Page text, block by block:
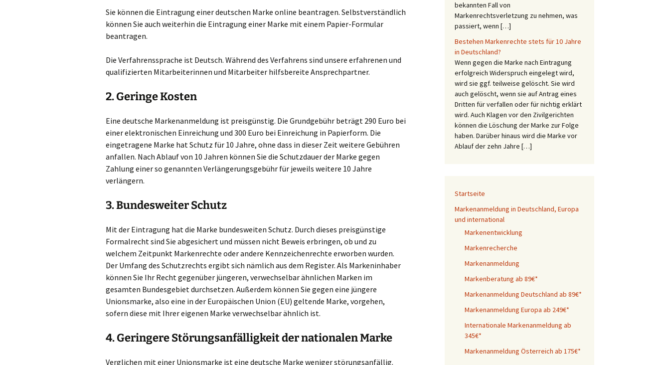
Sie können die Eintragung einer deutschen Marke online beantragen. Selbstverständlich
können Sie auch weiterhin die Eintragung einer Marke mit einem Papier-Formular
beantragen.
Die Verfahrenssprache ist Deutsch. Während des Verfahrens sind unsere erfahrenen und
qualifizierten Mitarbeiterinnen und Mitarbeiter hilfsbereite Ansprechpartner.
2. Geringe Kosten
Eine deutsche Markenanmeldung ist preisgünstig. Die Grundgebühr beträgt 290 Euro bei
einer elektronischen Einreichung und 300 Euro bei Einreichung in Papierform. Die
eingetragene Marke hat Schutz für 10 Jahre, ohne dass in dieser Zeit weitere Gebühren
anfallen. Nach Ablauf von 10 Jahren können Sie die Schutzdauer der Marke gegen
Zahlung einer so genannten Verlängerungsgebühr für jeweils weitere 10 Jahre
verlängern.
3. Bundesweiter Schutz
Mit der Eintragung hat die Marke bundesweiten Schutz. Durch dieses preisgünstige
Formalrecht sind Sie abgesichert und müssen nicht Beweis erbringen, ob und zu
welchem Zeitpunkt Markenrechte oder andere Kennzeichenrechte erworben wurden.
Der Umfang des Schutzrechts ergibt sich nämlich aus dem Register. Als Markeninhaber
können Sie Ihr Recht gegenüber jüngeren, verwechselbar ähnlichen Marken im
gesamten Bundesgebiet durchsetzen. Außerdem können Sie gegen eine jüngere
Unionsmarke, also eine in der Europäischen Union (EU) geltende Marke, vorgehen,
sofern diese mit Ihrer eigenen Marke verwechselbar ähnlich ist.
4. Geringere Störungsanfälligkeit der nationalen Marke
Verglichen mit einer Unionsmarke ist eine deutsche Marke weniger störungsanfällig.
bekannten Fall von
Markenrechtsverletzung zu nehmen, was
passiert, wenn […]
Bestehen Markenrechte stets für 10 Jahre
in Deutschland?
Wenn gegen die Marke nach Eintragung
erfolgreich Widerspruch eingelegt wird,
wird sie ggf. teilweise gelöscht. Sie wird
auch gelöscht, wenn sie auf Antrag eines
Dritten für verfallen oder für nichtig erklärt
wird. Auch Klagen vor den Zivilgerichten
können die Löschung der Marke zur Folge
haben. Darüber hinaus wird die Marke vor
Ablauf der zehn Jahre […]
Startseite
Markenanmeldung in Deutschland, Europa
und international
Markenentwicklung
Markenrecherche
Markenanmeldung
Markenberatung ab 89€*
Markenanmeldung Deutschland ab 89€*
Markenanmeldung Europa ab 249€*
Internationale Markenanmeldung ab
345€*
Markenanmeldung Österreich ab 175€*